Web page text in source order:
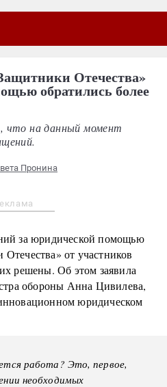
Отечества»
обратились более
что на данный момент
Пронина
за юридической помощью
от участников
решены. Об этом заявила
обороны Анна Цивилева,
юридическом
работа? Это, первое,
необходимых